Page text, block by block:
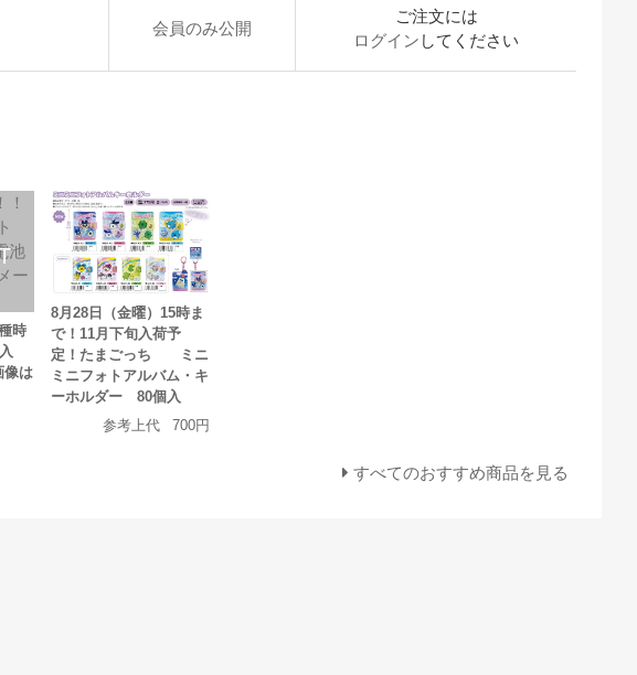
会員のみ公開
ご注文には
ログイン してください
時
は
8月28日（金曜）15時ま
で！11月下旬入荷予
定！たまごっち ミニ
ミニフォトアルバム・キ
ーホルダー 80個入
参考上代
700円
すべてのおすすめ商品を見る